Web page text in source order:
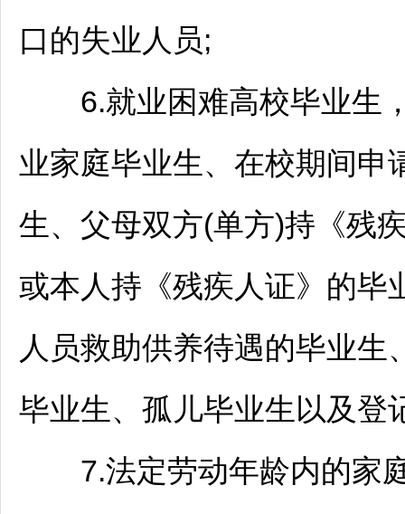
口的失业人员;
6.就业困难高校毕业生，
业家庭毕业生、在校期间申
生、父母双方(单方)持《残
或本人持《残疾人证》的毕
人员救助供养待遇的毕业
毕业生、孤儿毕业生以及登
7.法定劳动年龄内的家庭